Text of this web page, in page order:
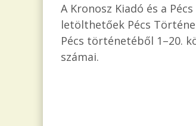
A Kronosz Kiadó és a
letölthetőek Pécs
Pécs történetéből 1–20.
számai.